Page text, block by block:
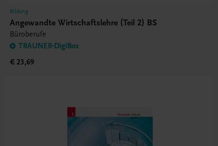
Bildung
Angewandte Wirtschaftslehre (Teil 2) BS
Büroberufe
TRAUNER-DigiBox
€ 23,69